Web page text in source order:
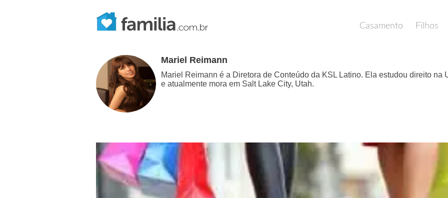
Casamento Filhos
Mariel Reimann
Mariel Reimann é a Diretora de Conteúdo da KSL Latino. Ela estudou direito
e atualmente mora em Salt Lake City, Utah.